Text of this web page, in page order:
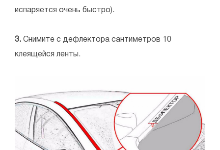
испаряется очень быстро).
3. Снимите с дефлектора сантиметров 10
клеящейся ленты.